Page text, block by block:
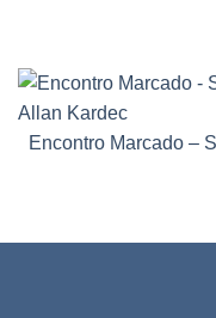
Encontro Marcado –